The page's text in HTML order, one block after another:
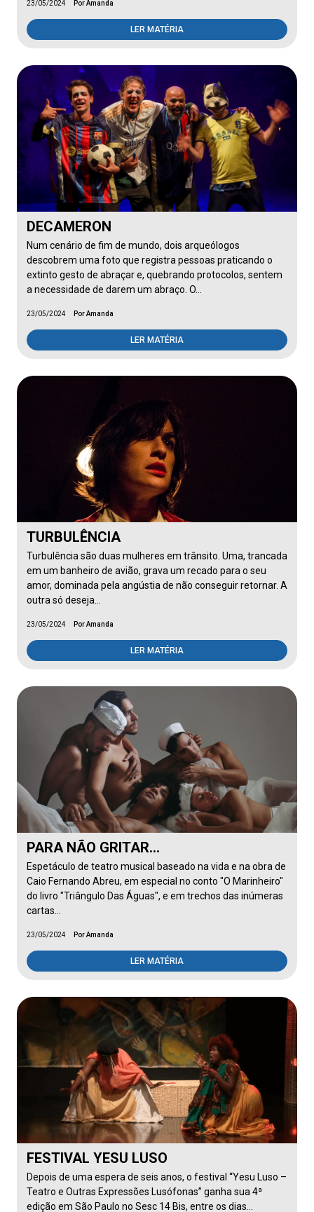
23/05/2024 Por Amanda
LER MATÉRIA
DECAMERON
Num cenário de fim de mundo, dois arqueólogos
descobrem uma foto que registra pessoas praticando o
extinto gesto de abraçar e, quebrando protocolos, sentem
a necessidade de darem um abraço. O…
23/05/2024 Por Amanda
LER MATÉRIA
TURBULÊNCIA
Turbulência são duas mulheres em trânsito. Uma, trancada
em um banheiro de avião, grava um recado para o seu
amor, dominada pela angústia de não conseguir retornar. A
outra só deseja…
23/05/2024 Por Amanda
LER MATÉRIA
PARA NÃO GRITAR…
Espetáculo de teatro musical baseado na vida e na obra de
Caio Fernando Abreu, em especial no conto "O Marinheiro"
do livro "Triângulo Das Águas", e em trechos das inúmeras
cartas…
23/05/2024 Por Amanda
LER MATÉRIA
FESTIVAL YESU LUSO
Depois de uma espera de seis anos, o festival “Yesu Luso –
Teatro e Outras Expressões Lusófonas” ganha sua 4ª
edição em São Paulo no Sesc 14 Bis, entre os dias…